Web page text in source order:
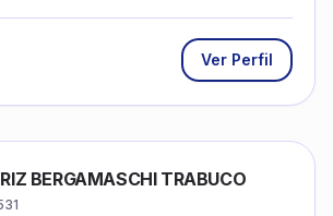
Ver Perfil
BERGAMASCHI TRABUCO